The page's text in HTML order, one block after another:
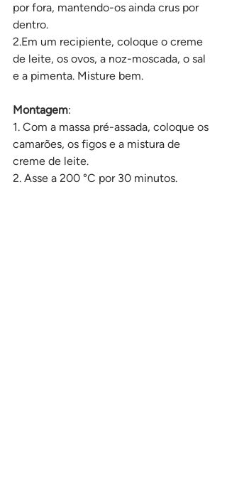
por fora, mantendo-os ainda crus por
dentro.
2.Em um recipiente, coloque o creme
de leite, os ovos, a noz-moscada, o sal
e a pimenta. Misture bem.
Montagem:
1. Com a massa pré-assada, coloque os
camarões, os figos e a mistura de
creme de leite.
2. Asse a 200 °C por 30 minutos.